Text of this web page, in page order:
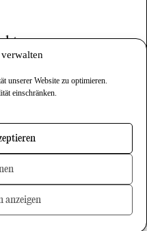
unserer Website zu optimieren.
einschränken.
anzeigen